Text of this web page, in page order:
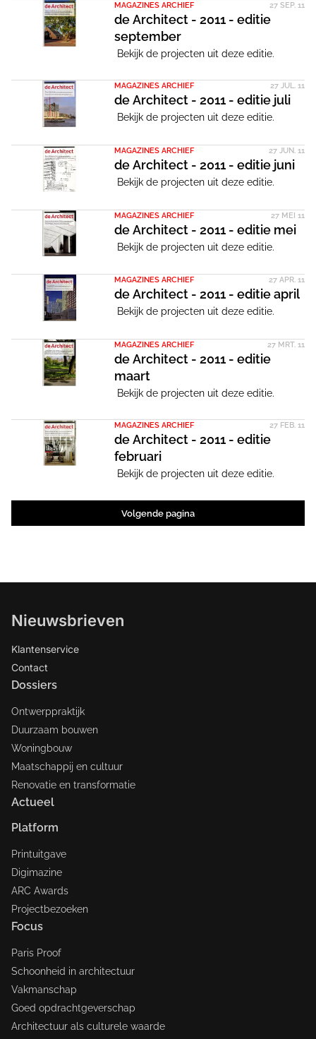
MAGAZINES ARCHIEF 27 SEP. 11
de Architect - 2011 - editie
september
Bekijk de projecten uit deze editie.
MAGAZINES ARCHIEF 27 JUL. 11
de Architect - 2011 - editie juli
Bekijk de projecten uit deze editie.
MAGAZINES ARCHIEF 27 JUN. 11
de Architect - 2011 - editie juni
Bekijk de projecten uit deze editie.
MAGAZINES ARCHIEF 27 MEI 11
de Architect - 2011 - editie mei
Bekijk de projecten uit deze editie.
MAGAZINES ARCHIEF 27 APR. 11
de Architect - 2011 - editie april
Bekijk de projecten uit deze editie.
MAGAZINES ARCHIEF 27 MRT. 11
de Architect - 2011 - editie
maart
Bekijk de projecten uit deze editie.
MAGAZINES ARCHIEF 27 FEB. 11
de Architect - 2011 - editie
februari
Bekijk de projecten uit deze editie.
Volgende pagina
Nieuwsbrieven
Klantenservice
Contact
Dossiers
Ontwerppraktijk
Duurzaam bouwen
Woningbouw
Maatschappij en cultuur
Renovatie en transformatie
Actueel
Platform
Printuitgave
Digimazine
ARC Awards
Projectbezoeken
Focus
Paris Proof
Schoonheid in architectuur
Vakmanschap
Goed opdrachtgeverschap
Architectuur als culturele waarde